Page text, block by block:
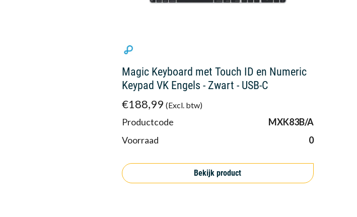
Magic Keyboard met Touch ID en Numeric
Keypad VK Engels - Zwart - USB-C
€188,99 (Excl. btw)
Productcode
MXK83B/A
Voorraad
0
Bekijk product